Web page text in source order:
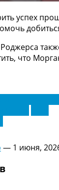
успех
что
— 1 июня,